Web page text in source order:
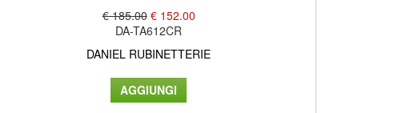
€ 185.00 € 152.00
DA-TA612CR
DANIEL RUBINETTERIE